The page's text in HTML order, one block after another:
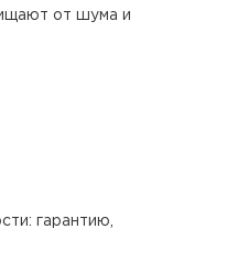
от шума и
гарантию,